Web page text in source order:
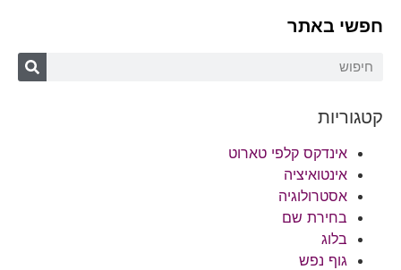
חפשי באתר
קטגוריות
אינדקס קלפי טארוט
אינטואיציה
אסטרולוגיה
בחירת שם
בלוג
גוף נפש